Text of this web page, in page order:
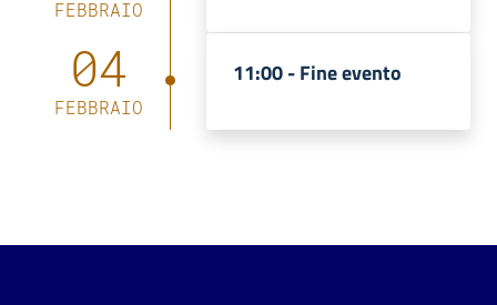
FEBBRAIO
04
FEBBRAIO
11:00 -Fine evento